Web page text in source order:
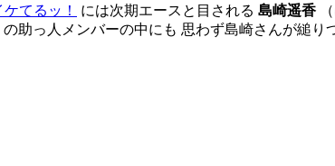
てるッ！ には次期エースと目される 島崎遥香
助っ人メンバーの中にも 思わず島崎さんが縋り